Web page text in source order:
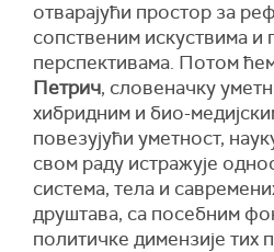
отварајући простор за
сопственим искуствима и
перспективама. Потом
Петрич, словеначку
хибридним и био-
повезујући уметност,
свом раду истражује
система, тела и
друштава, са посебним
политичке димензије тих